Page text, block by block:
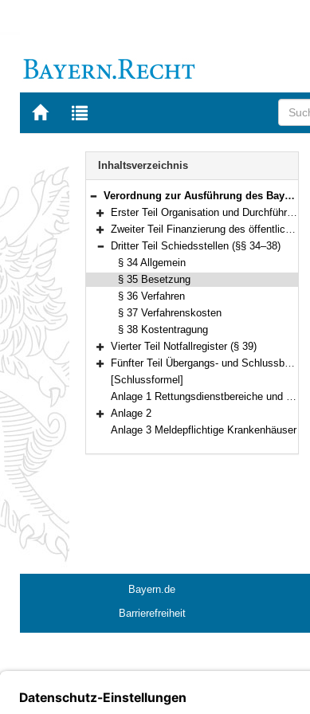
Zur
BAYERN.RECHT
Zur
letzten
Navigation
Inhaltsverzeichnis
Bereich reduzieren
Verordnung zur Ausführung des Bayerischen Rettungsdienstgesetzes (AVBayRDG) Vom 30. November 2010 (GVBl. S. 786) BayRS 215-5-1-5-I (§§ 1–41)
Bereich erweitern
Erster Teil Organisation und Durchführung (§§ 1–24)
Bereich erweitern
Zweiter Teil Finanzierung des öffentlichen Rettungsdienstes (§§ 25–33)
Bereich reduzieren
Dritter Teil Schiedsstellen (§§ 34–38)
§ 34 Allgemein
§ 35 Besetzung
§ 36 Verfahren
§ 37 Verfahrenskosten
§ 38 Kostentragung
Bereich erweitern
Vierter Teil Notfallregister (§ 39)
Bereich erweitern
Fünfter Teil Übergangs- und Schlussbestimmungen (§§ 40–41)
[Schlussformel]
Anlage 1 Rettungsdienstbereiche und Rettungsdienstbezirke
Bereich erweitern
Anlage 2
Anlage 3 Meldepflichtige Krankenhäuser
Bayern.de
Barrierefreiheit